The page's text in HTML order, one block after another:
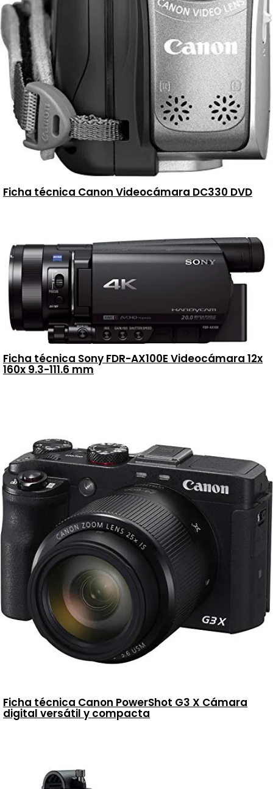
Ficha técnica Canon Videocámara DC330 DVD
Ficha técnica Sony FDR-AX100E Videocámara 12x
160x 9.3-111.6 mm
Ficha técnica Canon PowerShot G3 X Cámara
digital versátil y compacta